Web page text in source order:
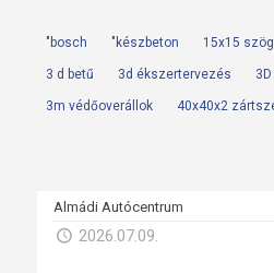
"bosch "készbeton 15x15
3 d betű 3d ékszertervezés
3m védőoverállok 40x40x2
Almádi Autócentrum
2026.07.09.